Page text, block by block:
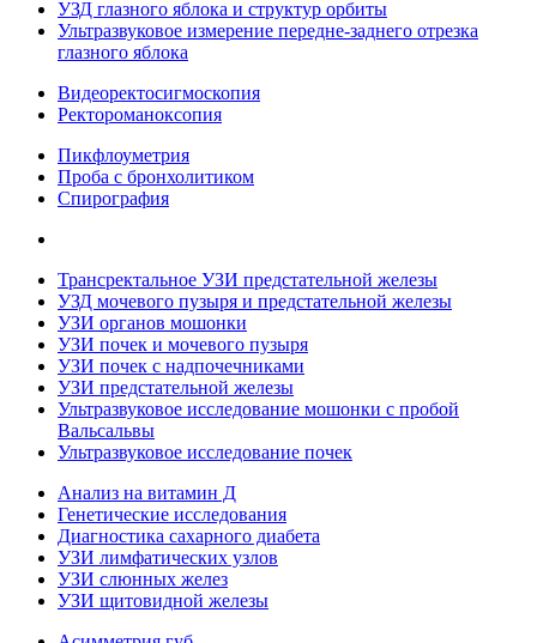
УЗД глазного яблока и структур орбиты
Ультразвуковое измерение передне-заднего отрезка
глазного яблока
Видеоректосигмоскопия
Ректороманоксопия
Пикфлоуметрия
Проба с бронхолитиком
Спирография
Трансректальное УЗИ предстательной железы
УЗД мочевого пузыря и предстательной железы
УЗИ органов мошонки
УЗИ почек и мочевого пузыря
УЗИ почек с надпочечниками
УЗИ предстательной железы
Ультразвуковое исследование мошонки с пробой
Вальсальвы
Ультразвуковое исследование почек
Анализ на витамин Д
Генетические исследования
Диагностика сахарного диабета
УЗИ лимфатических узлов
УЗИ слюнных желез
УЗИ щитовидной железы